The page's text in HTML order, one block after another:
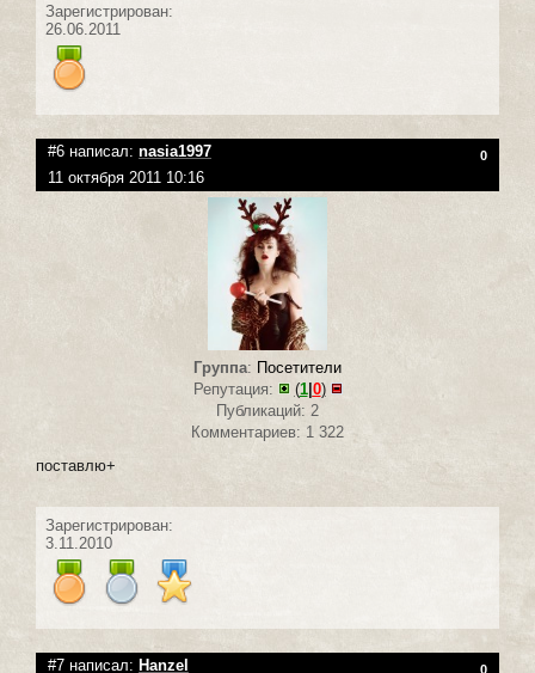
Зарегистрирован:
26.06.2011
#6 написал: nasia1997 0
11 октября 2011 10:16
Группа: Посетители
Репутация:
(1| 0)
Публикаций: 2
Комментариев: 1 322
поставлю+
Зарегистрирован:
3.11.2010
#7 написал: Hanzel 0